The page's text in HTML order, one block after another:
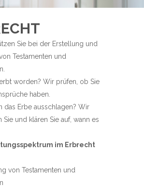
Sie bei der Erstellung und
Testamenten und
worden? Wir prüfen, ob Sie
haben.
das Erbe ausschlagen? Wir
Sie und klären Sie auf, wann es
im Erbrecht
von Testamenten und